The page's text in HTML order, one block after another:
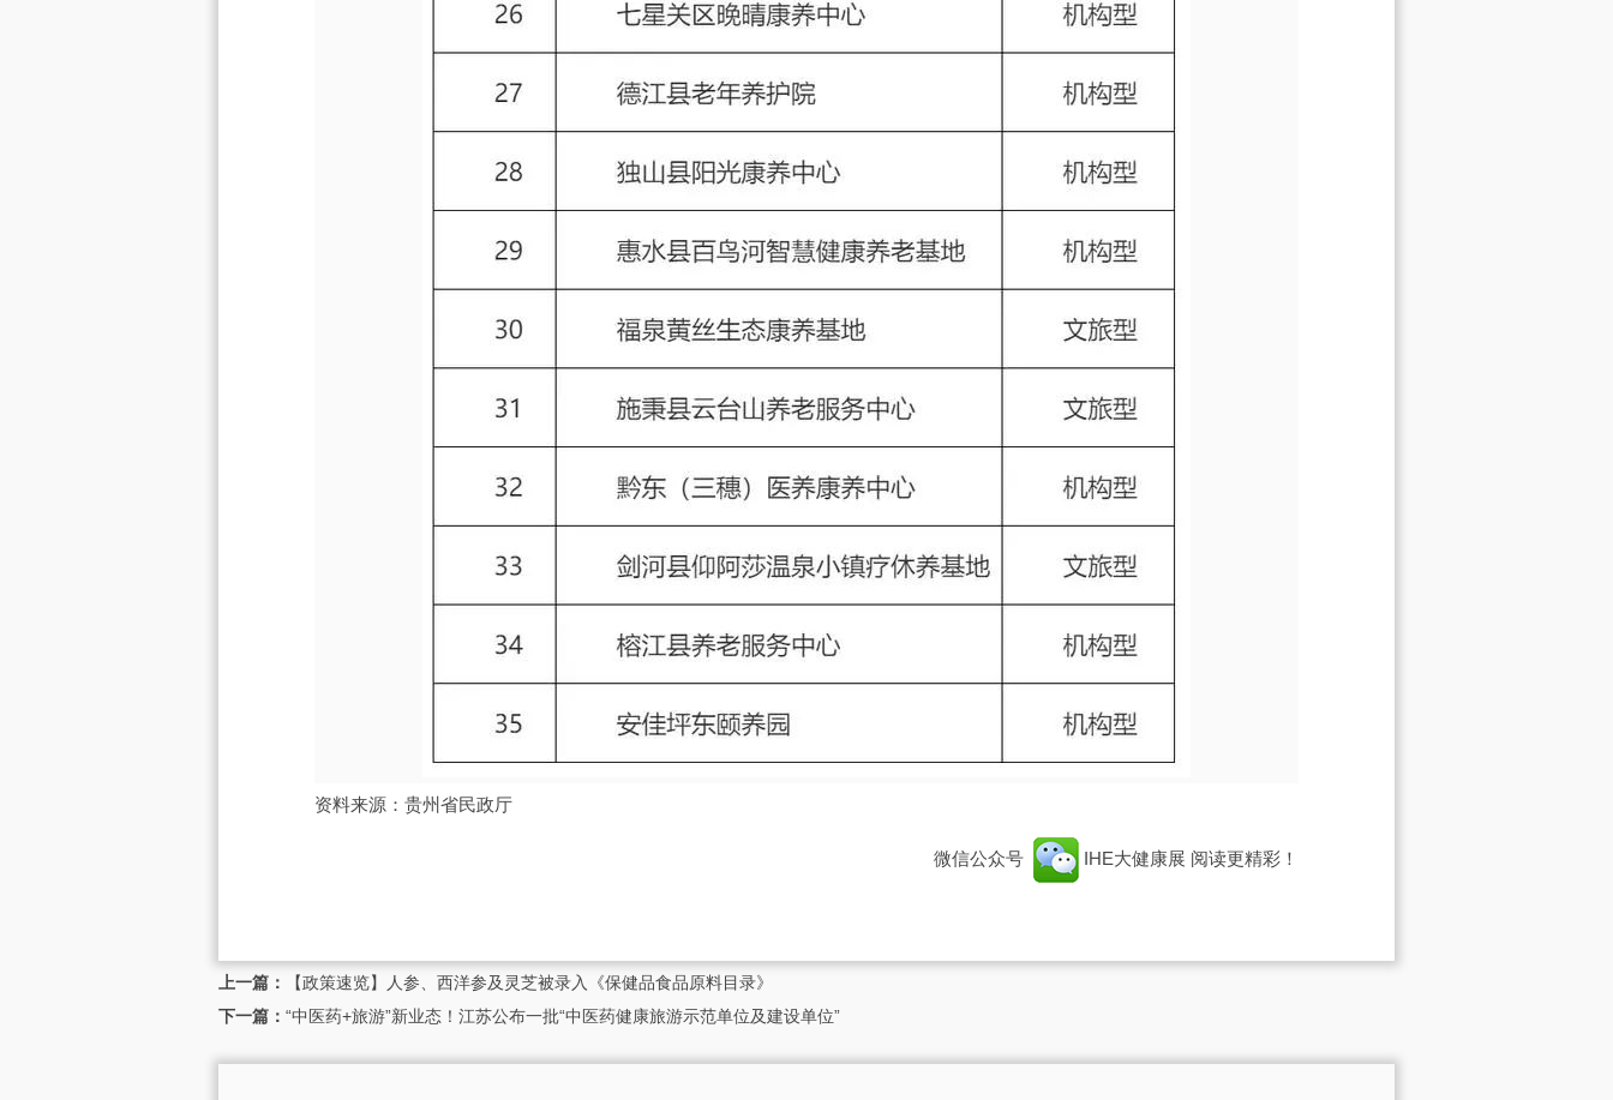
资料来源：贵州省民政厅
微信公众号 IHE大健康展 阅读更精彩！
上一篇：
【政策速览】人参、西洋参及灵芝被录入《保健品食品原料目录》
下一篇： “中医药+旅游”新业态！江苏公布一批“中医药健康旅游示范单位及建设单位”